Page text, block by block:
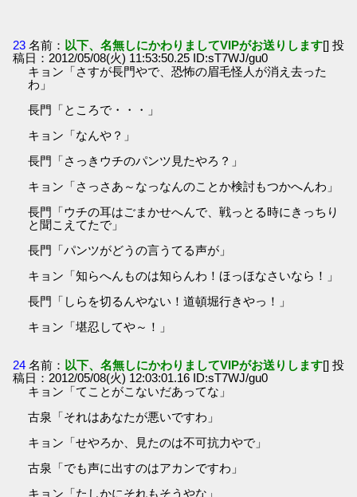
23 名前： 以下、名無しにかわりましてVIPがお送りします[] 投
稿日：2012/05/08(火) 11:53:50.25 ID:sT7WJ/gu0
キョン「さすが長門やで、恐怖の眉毛怪人が消え去った
わ」
長門「ところで・・・」
キョン「なんや？」
長門「さっきウチのパンツ見たやろ？」
キョン「さっさあ～なっなんのことか検討もつかへんわ」
長門「ウチの耳はごまかせへんで、戦っとる時にきっちり
と聞こえてたで」
長門「パンツがどうの言うてる声が」
キョン「知らへんものは知らんわ！ほっほなさいなら！」
長門「しらを切るんやない！道頓堀行きやっ！」
キョン「堪忍してや～！」
24 名前： 以下、名無しにかわりましてVIPがお送りします[] 投
稿日：2012/05/08(火) 12:03:01.16 ID:sT7WJ/gu0
キョン「てことがこないだあってな」
古泉「それはあなたが悪いですわ」
キョン「せやろか、見たのは不可抗力やで」
古泉「でも声に出すのはアカンですわ」
キョン「たしかにそれもそうやな」